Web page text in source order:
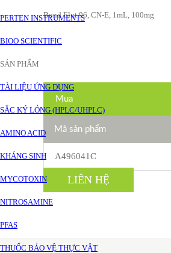
PERTEN INSTRUMENTS
BIOO SCIENTIFIC
SẢN PHẨM
TÀI LIỆU ỨNG DỤNG
SẮC KÝ LỎNG (HPLC/UHPLC)
AMINO ACID
KHÁNG SINH
MYCOTOXIN
NITROSAMINE
PFAS
THUỐC BẢO VỆ THỰC VẬT
Bond Elut 96, CN-E, 1mL, 100mg
Mua
Mã sản phẩm
A496041C
LIÊN HỆ